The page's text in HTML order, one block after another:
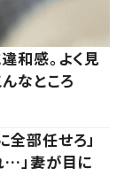
和感。よく見
なところ
部任せろ」
…」妻が目に